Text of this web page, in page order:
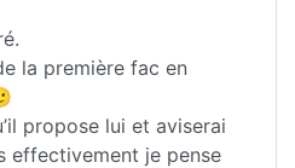
la première fac en
propose lui et aviserai
effectivement je pense